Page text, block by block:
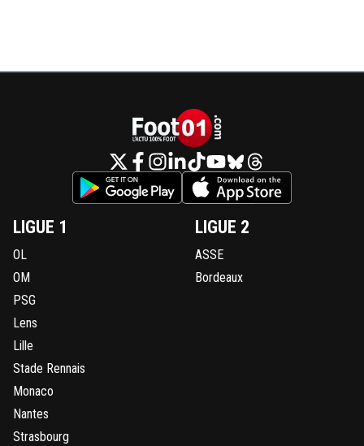
LIGUE 1
OL
OM
PSG
Lens
Lille
Stade Rennais
Monaco
Nantes
Strasbourg
LIGUE 2
ASSE
Bordeaux